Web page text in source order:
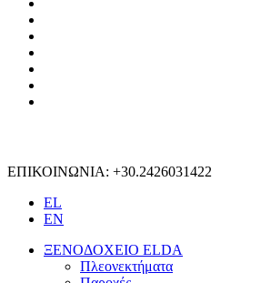
ΕΠΙΚΟΙΝΩΝΙΑ: +30.2426031422
EL
EN
ΞΕΝΟΔΟΧΕΙΟ ELDA
Πλεονεκτήματα